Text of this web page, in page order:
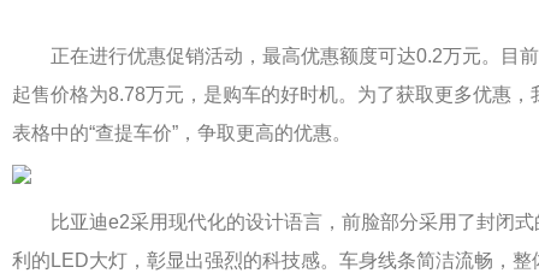
正在进行优惠促销活动，最高优惠额度可达0.2万元。目
起售价格为8.78万元，是购车的好时机。为了获取更多优惠，
表格中的“查提车价”，争取更高的优惠。
比亚迪e2采用现代化的设计语言，前脸部分采用了封闭式
利的LED大灯，彰显出强烈的科技感。车身线条简洁流畅，整